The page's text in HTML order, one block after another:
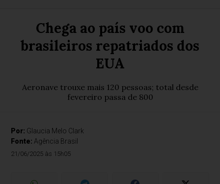
Chega ao país voo com
brasileiros repatriados dos
EUA
Aeronave trouxe mais 120 pessoas; total desde
fevereiro passa de 800
Por: Glaucia Melo Clark
Fonte: Agência Brasil
21/06/2025 às 15h05